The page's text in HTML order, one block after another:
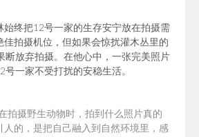
始终把12号一家的生存安宁放在拍摄需
佳拍摄机位，但如果会惊扰灌木丛里的
断放弃拍摄。在他心中，一张完美照片
号一家不受打扰的安稳生活。
拍摄野生动物时，拍到什么照片真的
人的，是把自己融入到自然环境里，感